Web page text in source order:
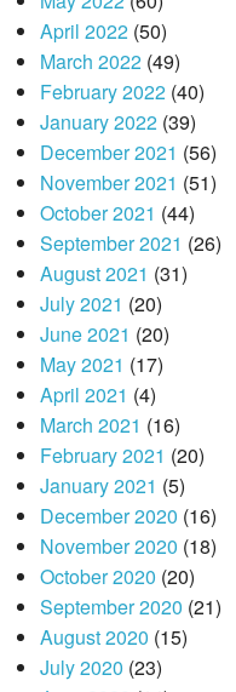
April 2022(50)
March 2022(49)
February 2022(40)
January 2022(39)
December 2021 (56)
November 2021 (51)
October 2021 (44)
September 2021 (26)
August 2021 (31)
July 2021 (20)
June 2021 (20)
May 2021 (17)
April 2021 (4)
March 2021 (16)
February 2021 (20)
January 2021 (5)
December 2020 (16)
November 2020 (18)
October 2020 (20)
September 2020 (21)
August 2020 (15)
July 2020 (23)